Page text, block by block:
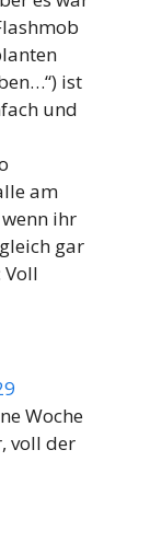
ist
und
am
ihr
gar
Voll
Woche
voll der